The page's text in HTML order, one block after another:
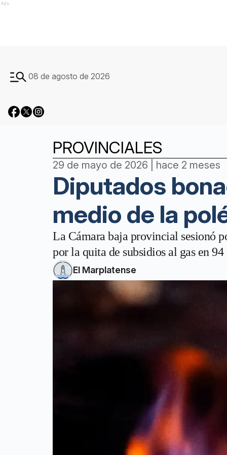
Ads
08 de agosto de 2026
PROVINCIALES
29 de mayo de 2026 | hace 2 meses
Diputados
medio de la
La Cámara baja provincial sesionó
por la quita de subsidios al gas en 94
El Marplatense